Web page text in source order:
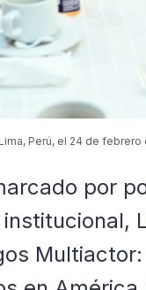
Perú, el 24 de febrero
por